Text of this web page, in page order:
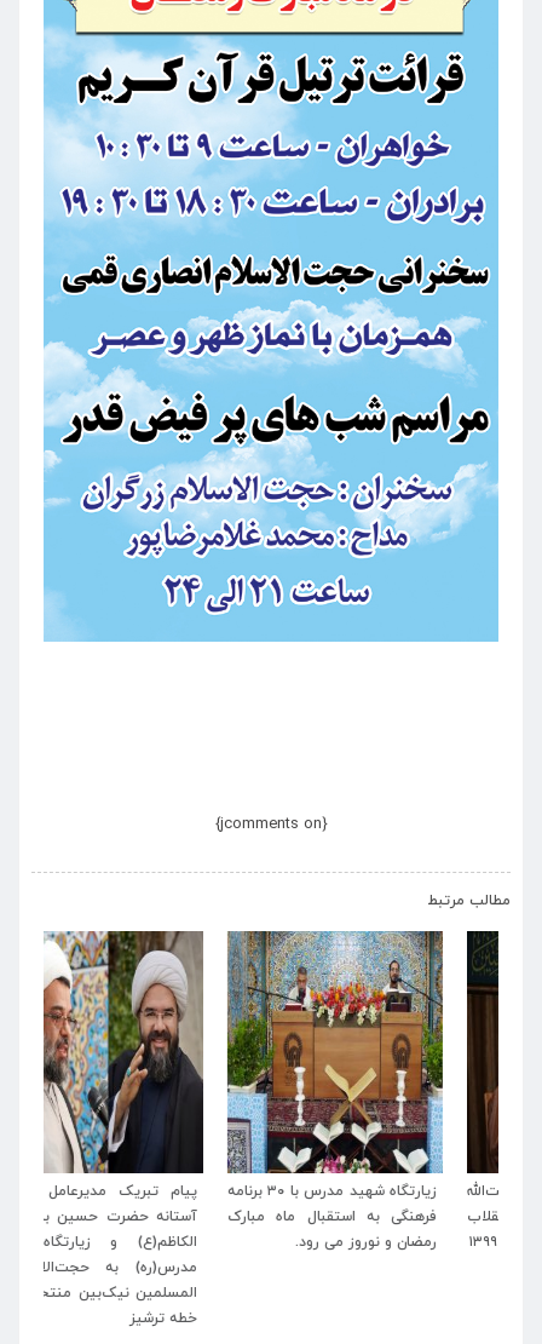
{jcomments on}
مطالب مرتبط
زیارتگاه شهید مدرس با ۳۰ برنامه
فرهنگی به استقبال ماه مبارک
رمضان و نوروز می رود.
پیام تبریک مدیرعامل موسسه
آستانه حضرت حسین بن موسی
الکاظم(ع) و زیارتگاه شهید
مدرس(ره) به حجت‌الاسلام و
المسلمین نیک‌بین منتخب مردم
خطه ترشیز